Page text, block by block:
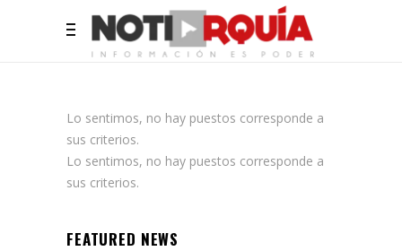
Lo sentimos, no hay puestos corresponde a
sus criterios.
Lo sentimos, no hay puestos corresponde a
sus criterios.
FEATURED NEWS